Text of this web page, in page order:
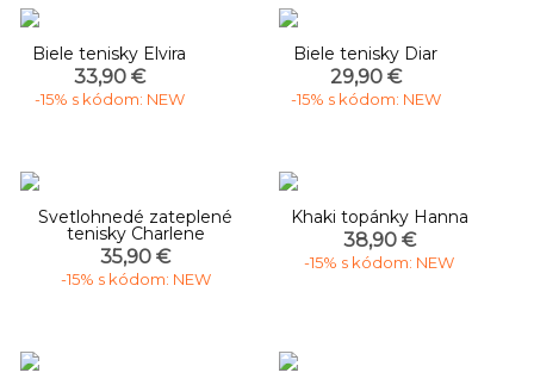
Biele tenisky Elvira
33,90 €
-15% s kódom: NEW
Biele tenisky Diar
29,90 €
-15% s kódom: NEW
Svetlohnedé zateplené
tenisky Charlene
35,90 €
-15% s kódom: NEW
Khaki topánky Hanna
38,90 €
-15% s kódom: NEW